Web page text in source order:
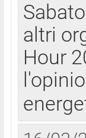
altri
Hour